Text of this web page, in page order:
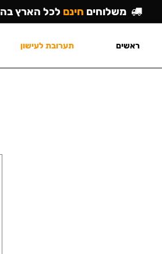
משלוחים חינם לכל הארץ
ראשים תערובת לעישון